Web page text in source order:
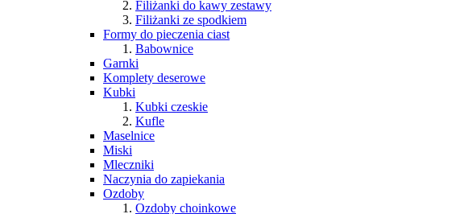
Filiżanki do kawy zestawy
Filiżanki ze spodkiem
Formy do pieczenia ciast
Babownice
Garnki
Komplety deserowe
Kubki
Kubki czeskie
Kufle
Maselnice
Miski
Mleczniki
Naczynia do zapiekania
Ozdoby
Ozdoby choinkowe